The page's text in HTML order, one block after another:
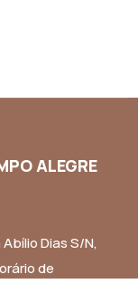
ALEGRE
Dias S/N,
de